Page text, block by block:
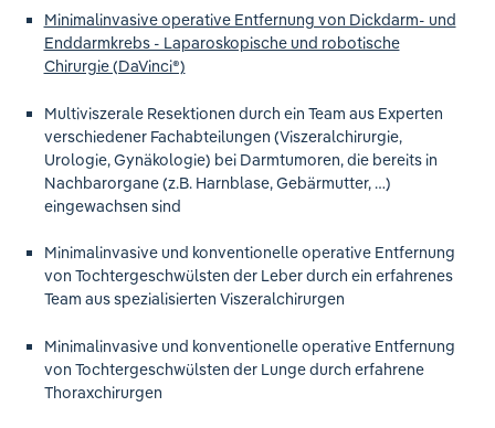
Minimalinvasive operative Entfernung von Dickdarm- und
Enddarmkrebs - Laparoskopische und robotische
Chirurgie (DaVinci®)
Multiviszerale Resektionen durch ein Team aus Experten
verschiedener Fachabteilungen (Viszeralchirurgie,
Urologie, Gynäkologie) bei Darmtumoren, die bereits in
Nachbarorgane (z.B. Harnblase, Gebärmutter, …)
eingewachsen sind
Minimalinvasive und konventionelle operative Entfernung
von Tochtergeschwülsten der Leber durch ein erfahrenes
Team aus spezialisierten Viszeralchirurgen
Minimalinvasive und konventionelle operative Entfernung
von Tochtergeschwülsten der Lunge durch erfahrene
Thoraxchirurgen